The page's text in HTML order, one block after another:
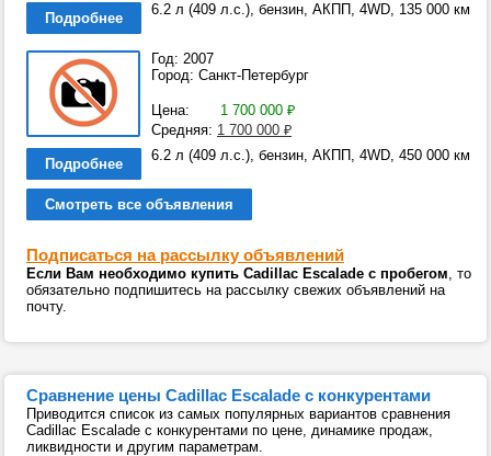
Подробнее
6.2 л (409 л.с.), бензин, АКПП, 4WD, 135 000 км
Год: 2007
Город: Санкт-Петербург
Цена: 1 700 000 ₽
Средняя: 1 700 000 ₽
Подробнее
6.2 л (409 л.с.), бензин, АКПП, 4WD, 450 000 км
Смотреть все объявления
Подписаться на рассылку объявлений
Если Вам необходимо купить Cadillac Escalade с пробегом, то
обязательно подпишитесь на рассылку свежих объявлений на
почту.
Сравнение цены Cadillac Escalade с конкурентами
Приводится список из самых популярных вариантов сравнения
Cadillac Escalade с конкурентами по цене, динамике продаж,
ликвидности и другим параметрам.